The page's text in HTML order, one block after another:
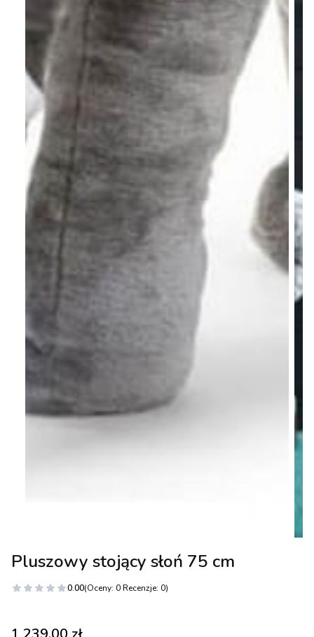
Pluszowy stojący słoń 75 cm
0.00(Oceny: 0 Recenzje: 0)
Cena